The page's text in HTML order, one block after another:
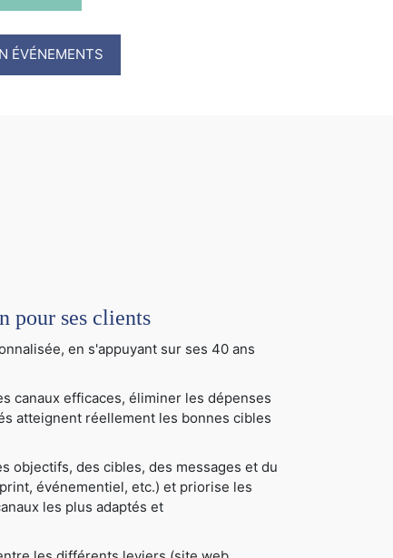
ÉVÉNEMENTS
pour ses clients
en s'appuyant sur ses 40 ans
canaux efficaces, éliminer les dépenses
atteignent réellement les bonnes cibles
objectifs, des cibles, des messages et du
événementiel, etc.) et priorise les
les plus adaptés et